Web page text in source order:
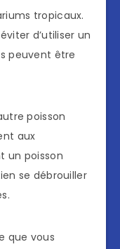
tropicaux.
d’utiliser un
peuvent être
poisson
aux
un poisson
se débrouiller
que vous